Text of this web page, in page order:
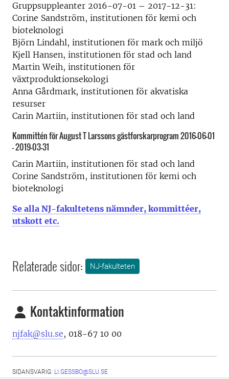
Gruppsuppleanter 2016-07-01 – 2017-12-31:
Corine Sandström, institutionen för kemi och
bioteknologi
Björn Lindahl, institutionen för mark och miljö
Kjell Hansen, institutionen för stad och land
Martin Weih, institutionen för
växtproduktionsekologi
Anna Gårdmark, institutionen för akvatiska
resurser
Carin Martiin, institutionen för stad och land
Kommittén för August T Larssons gästforskarprogram 2016-06-01
– 2019-03-31
Carin Martiin, institutionen för stad och land
Corine Sandström, institutionen för kemi och
bioteknologi
Se alla NJ-fakultetens nämnder, kommittéer,
utskott etc.
Relaterade sidor: NJ-fakulteten
Kontaktinformation
njfak@slu.se, 018-67 10 00
SIDANSVARIG: LI.GESSBO@SLU.SE